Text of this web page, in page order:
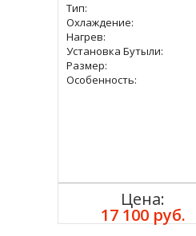
Тип:
Охлаждение:
Нагрев:
Установка Бутыли:
Размер:
Особенность:
Цена:
17 100 руб.